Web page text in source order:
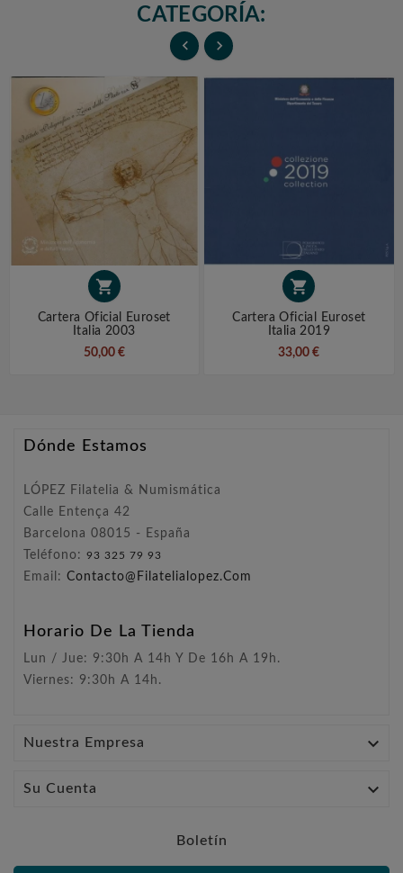
CATEGORÍA:
 

Cartera Oficial Euroset
Italia 2003
50,00 €

Cartera Oficial Euroset
Italia 2019
33,00 €
Dónde Estamos
LÓPEZ Filatelia & Numismática
Calle Entença 42
Barcelona 08015 - España
Teléfono: 93 325 79 93
Email: Contacto@filatelialopez.com
Horario De La Tienda
Lun / Jue: 9:30h A 14h Y De 16h A 19h.
Viernes: 9:30h A 14h.
Nuestra Empresa 
Su Cuenta 
Boletín